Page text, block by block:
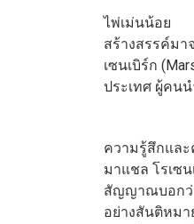
ไพ่เม่นน้อย
สร้างสรรค์มา
เซนเบิร์ก
ประเทศ ผู้คน
ความรู้สึกแล
มาแชล โรเซ
สัญญาณบอกว่า
อย่างสันติหม